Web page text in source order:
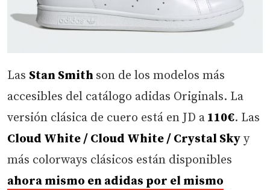
Las Stan Smith son de los modelos más
accesibles del catálogo adidas Originals. La
versión clásica de cuero está en JD a 110€. Las
Cloud White / Cloud White / Crystal Sky y
más colorways clásicos están disponibles
ahora mismo en adidas por el mismo